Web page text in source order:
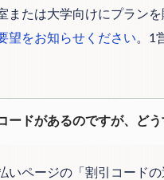
または大学向けにプランを
望をお知らせください。1
ードがあるのですが、ど
いページの「割引コード